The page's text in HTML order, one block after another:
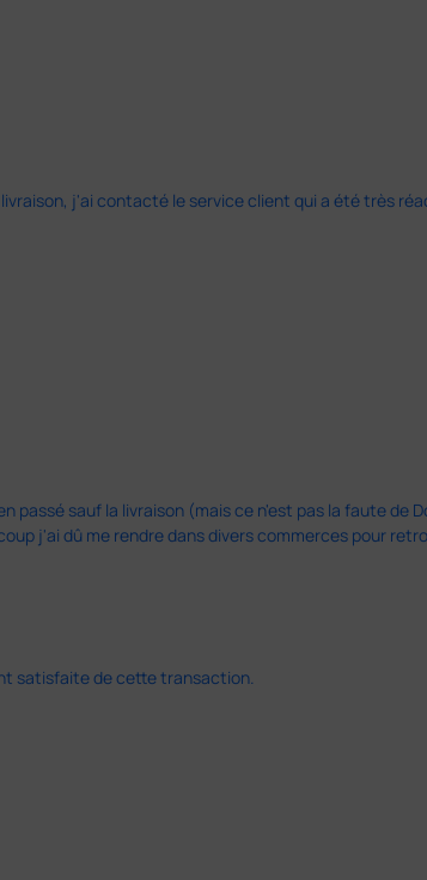
j'ai contacté le service client qui a été très
sauf la livraison (mais ce n'est pas la faute de
j'ai dû me rendre dans divers commerces pour
satisfaite de cette transaction.